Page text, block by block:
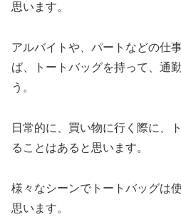
思います。
アルバイトや、パートなどの仕
ば、トートバッグを持って、通
う。
日常的に、買い物に行く際に、
ることはあると思います。
様々なシーンでトートバッグは
思います。